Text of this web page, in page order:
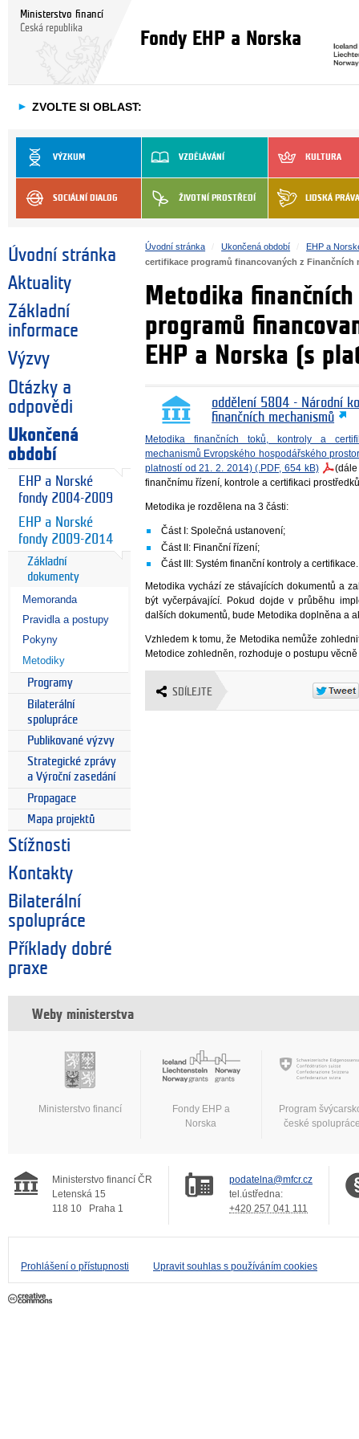
Ministerstvo financí
Česká republika
Fondy EHP a Norska
► ZVOLTE SI OBLAST:
VÝZKUM VZDĚLÁVÁNÍ KULTURA
SOCIÁLNÍ DIALOG ŽIVOTNÍ PROSTŘEDÍ LIDSKÁ PRÁVA
Úvodní stránka
Aktuality
Základní
informace
Výzvy
Otázky a
odpovědi
Ukončená
období
EHP a Norské
fondy 2004-2009
EHP a Norské
fondy 2009-2014
Základní
dokumenty
Memoranda
Pravidla a postupy
Pokyny
Metodiky
Programy
Bilaterální
spolupráce
Publikované výzvy
Strategické zprávy
a Výroční zasedání
Propagace
Mapa projektů
Stížnosti
Kontakty
Bilaterální
spolupráce
Příklady dobré
praxe
Úvodní stránka Ukončená období
EHP a
certifikace programů financovaných z Finančních
Metodika
programů
EHP a Norska (s
oddělení 5804 - Národní
finančních mechanismů
Metodika finančních toků, kontroly a
mechanismů Evropského hospodářského
platností od 21. 2. 2014) (.PDF, 654 kB)
(dále
finančnímu řízení, kontrole a certifikaci
Metodika je rozdělena na 3 části:
Část I: Společná ustanovení;
Část II: Finanční řízení;
Část III: Systém finanční kontroly a certifikace.
Metodika vychází ze stávajících dokumentů a
být vyčerpávající. Pokud dojde v průběhu
dalších dokumentů, bude Metodika doplněna a
Vzhledem k tomu, že Metodika nemůže
Metodice zohledněn, rozhoduje o postupu
SDÍLEJTE
Weby ministerstva
Ministerstvo financí
Fondy EHP a
Norska
Program
české
Ministerstvo financí ČR
Letenská 15
118 10
Praha 1
podatelna@mfcr.cz
tel.ústředna:
+420 257 041 111
Prohlášení o přístupnosti Upravit souhlas s používáním cookies